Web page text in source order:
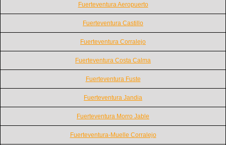
Fuerteventura Aeropuerto
Fuerteventura Castillo
Fuerteventura Corralejo
Fuerteventura Costa Calma
Fuerteventura Fuste
Fuerteventura Jandia
Fuerteventura Morro Jable
Fuerteventura-Muelle Corralejo